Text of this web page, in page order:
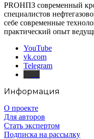
PROНПЗ современный
специалистов
себе современные
практический опыт
YouTube
vk.com
Telegram
Информация
О проекте
Для авторов
Стать экспертом
Подписка на рассылку